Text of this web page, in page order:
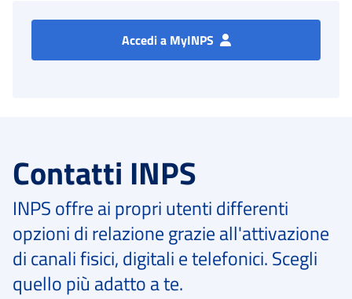
Accedi a MyINPS
Contatti INPS
INPS offre ai propri utenti differenti
opzioni di relazione grazie all'attivazione
di canali fisici, digitali e telefonici. Scegli
quello più adatto a te.